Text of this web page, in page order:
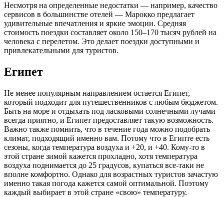
Несмотря на определенные недостатки — например, качество
сервисов в большинстве отелей — Марокко предлагает
удивительные впечатления и яркие эмоции. Средняя
стоимость поездки составляет около 150–170 тысяч рублей на
человека с перелетом. Это делает поездки доступными и
привлекательными для туристов.
Египет
Не менее популярным направлением остается Египет,
который подходит для путешественников с любым бюджетом.
Быть на море и отдыхать под ласковыми солнечными лучами
всегда приятно, и Египет предоставляет такую возможность.
Важно также помнить, что в течение года можно подобрать
климат, подходящий именно вам. Потому что в Египте есть
сезоны, когда температура воздуха и +20, и +40. Кому-то в
этой стране зимой кажется прохладно, хотя температура
воздуха поднимается до 25 градусов, купаться все-таки не
вполне комфортно. Однако для возрастных туристов зачастую
именно такая погода кажется самой оптимальной. Поэтому
каждый выбирает в этой стране «свою» температуру.